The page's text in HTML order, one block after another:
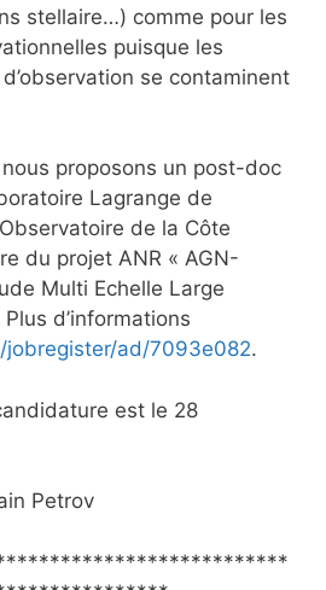
stellaire…) comme pour les
puisque les
se contaminent
proposons un post-doc
Lagrange de
de la Côte
du projet ANR « AGN-
Multi Echelle Large
d’informations
jobregister/ad/7093e082.
est le 28
Petrov